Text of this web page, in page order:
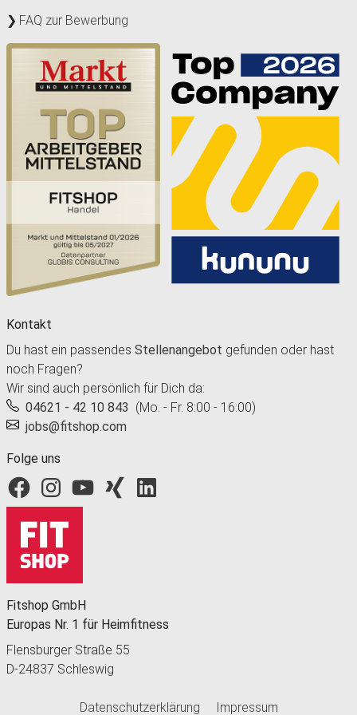
FAQ zur Bewerbung
Kontakt
Du hast ein passendes Stellenangebot gefunden oder hast
noch Fragen?
Wir sind auch persönlich für Dich da:
04621 - 42 10 843 (Mo. - Fr. 8:00 - 16:00)
jobs@fitshop.com
Folge uns
Fitshop bei YouTube
Fitshop GmbH
Europas Nr. 1 für Heimfitness
Flensburger Straße 55
D-24837 Schleswig
Datenschutzerklärung Impressum